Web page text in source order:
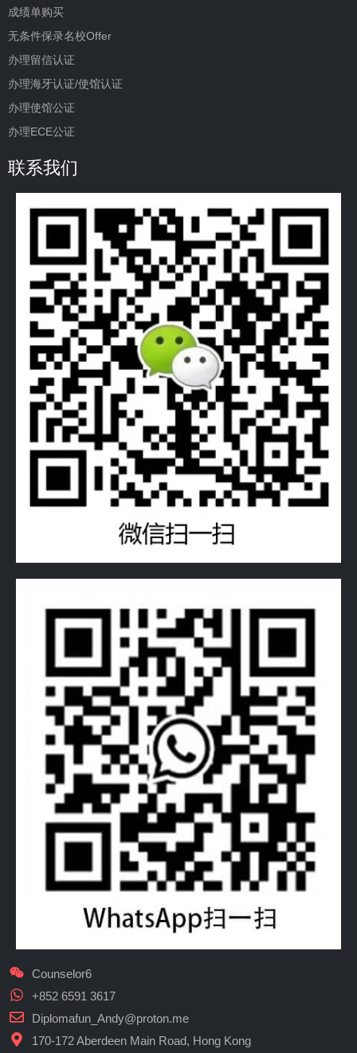
成绩单购买
无条件保录名校Offer
办理留信认证
办理海牙认证/使馆认证
办理使馆公证
办理ECE公证
联系我们
Counselor6
+852 6591 3617
Diplomafun_Andy@proton.me
170-172 Aberdeen Main Road, Hong Kong